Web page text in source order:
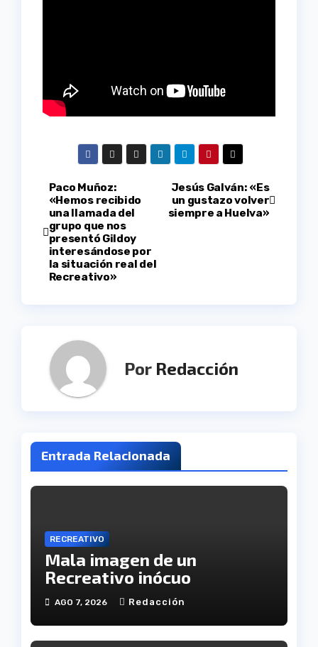
Navegación
de
entradas
Jesús Galván: «Es
un gustazo volver
siempre a Huelva»
Paco Muñoz:
«Hemos recibido
una llamada del
grupo que nos
presentó Gildoy
interesándose por
la situación real del
Recreativo»
Por Redacción
Entrada Relacionada
RECREATIVO
Mala imagen de un
Recreativo inócuo
AGO 7, 2026 Redacción